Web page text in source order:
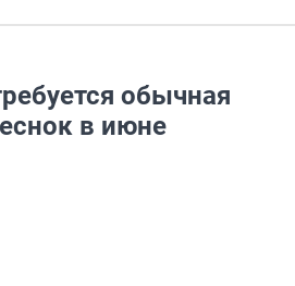
обычная
в июне